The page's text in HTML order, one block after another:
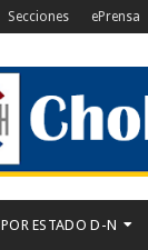
Secciones ePrensa
POR ESTADO D-N